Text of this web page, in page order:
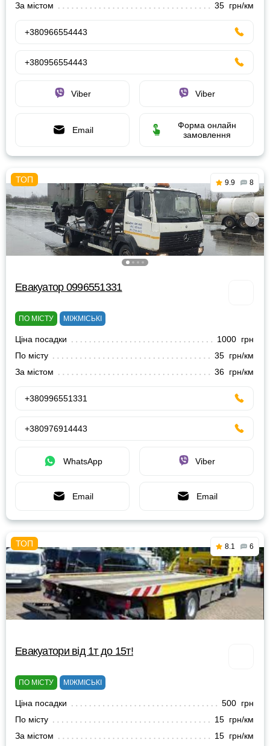
За містом
35 грн/км
+380966554443
+380956554443
Viber Viber
Email
Форма онлайн
замовлення
9.9 8
Евакуатор 0996551331
ПО МІСТУ МІЖМІСЬКІ
Ціна посадки
1000 грн
По місту
35 грн/км
За містом
36 грн/км
+380996551331
+380976914443
WhatsApp Viber
Email Email
8.1 6
Евакуатори від 1т до 15т!
ПО МІСТУ МІЖМІСЬКІ
Ціна посадки
500 грн
По місту
15 грн/км
За містом
15 грн/км